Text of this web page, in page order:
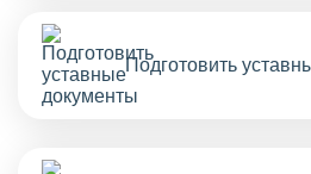
Подготовить